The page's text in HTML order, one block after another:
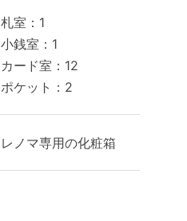
札室：1
小銭室：1
カード室：12
ポケット：2
レノマ専用の化粧箱